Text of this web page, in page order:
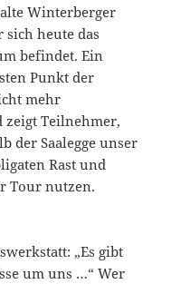
Winterberger
heute das
befindet. Ein
Punkt der
mehr
zeigt Teilnehmer,
der Saalegge unser
Rast und
Tour nutzen.
„Es gibt
um uns …“ Wer